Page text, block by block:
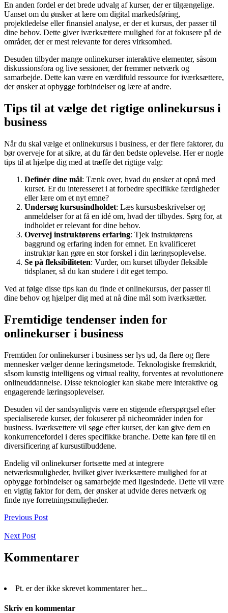
En anden fordel er det brede udvalg af kurser, der er tilgængelige.
Uanset om du ønsker at lære om digital markedsføring,
projektledelse eller finansiel analyse, er der et kursus, der passer til
dine behov. Dette giver iværksættere mulighed for at fokusere på de
områder, der er mest relevante for deres virksomhed.
Desuden tilbyder mange onlinekurser interaktive elementer, såsom
diskussionsfora og live sessioner, der fremmer netværk og
samarbejde. Dette kan være en værdifuld ressource for iværksættere,
der ønsker at opbygge forbindelser og lære af andre.
Tips til at vælge det rigtige onlinekursus i
business
Når du skal vælge et onlinekursus i business, er der flere faktorer, du
bør overveje for at sikre, at du får den bedste oplevelse. Her er nogle
tips til at hjælpe dig med at træffe det rigtige valg:
Definér dine mål: Tænk over, hvad du ønsker at opnå med
kurset. Er du interesseret i at forbedre specifikke færdigheder
eller lære om et nyt emne?
Undersøg kursusindholdet: Læs kursusbeskrivelser og
anmeldelser for at få en idé om, hvad der tilbydes. Sørg for, at
indholdet er relevant for dine behov.
Overvej instruktørens erfaring: Tjek instruktørens
baggrund og erfaring inden for emnet. En kvalificeret
instruktør kan gøre en stor forskel i din læringsoplevelse.
Se på fleksibiliteten: Vurder, om kurset tilbyder fleksible
tidsplaner, så du kan studere i dit eget tempo.
Ved at følge disse tips kan du finde et onlinekursus, der passer til
dine behov og hjælper dig med at nå dine mål som iværksætter.
Fremtidige tendenser inden for
onlinekurser i business
Fremtiden for onlinekurser i business ser lys ud, da flere og flere
mennesker vælger denne læringsmetode. Teknologiske fremskridt,
såsom kunstig intelligens og virtual reality, forventes at revolutionere
onlineuddannelse. Disse teknologier kan skabe mere interaktive og
engagerende læringsoplevelser.
Desuden vil der sandsynligvis være en stigende efterspørgsel efter
specialiserede kurser, der fokuserer på nicheområder inden for
business. Iværksættere vil søge efter kurser, der kan give dem en
konkurrencefordel i deres specifikke branche. Dette kan føre til en
diversificering af kursustilbuddene.
Endelig vil onlinekurser fortsætte med at integrere
netværksmuligheder, hvilket giver iværksættere mulighed for at
opbygge forbindelser og samarbejde med ligesindede. Dette vil være
en vigtig faktor for dem, der ønsker at udvide deres netværk og
finde nye forretningsmuligheder.
Previous Post
Next Post
Kommentarer
Pt. er der ikke skrevet kommentarer her...
Skriv en kommentar